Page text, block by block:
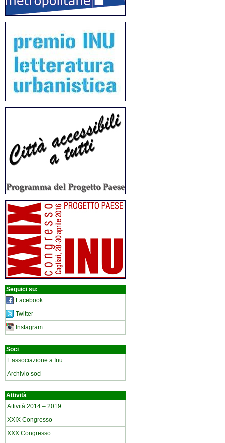
Seguici su:
Facebook
Twitter
Instagram
Soci
L’associazione a Inu
Archivio soci
Attività
Attività 2014 – 2019
XXIX Congresso
XXX Congresso